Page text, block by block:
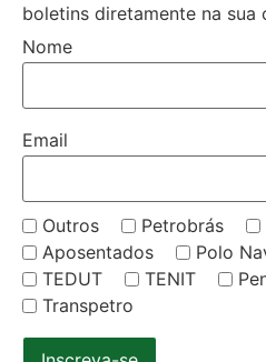
boletins diretamente na sua
Nome
Email
Outros Petrobrás
Aposentados
Polo
TEDUT
TENIT
Transpetro